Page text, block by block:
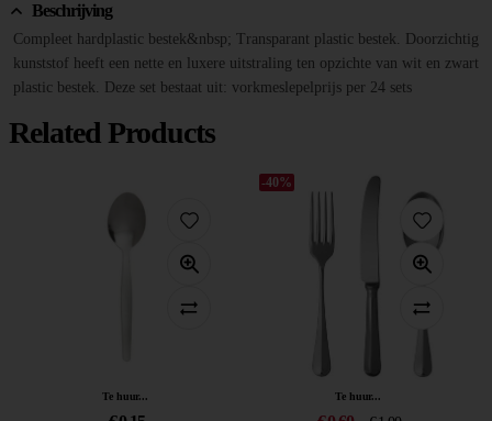
Beschrijving
Compleet hardplastic bestek&nbsp; Transparant plastic bestek. Doorzichtig
kunststof heeft een nette en luxere uitstraling ten opzichte van wit en zwart
plastic bestek. Deze set bestaat uit: vorkmeslepelprijs per 24 sets
Related Products
Te huur...
-40%
Te huur...